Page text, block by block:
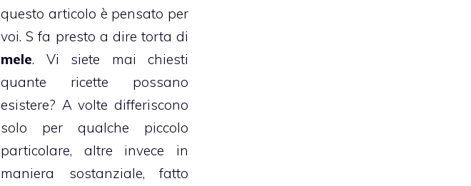
questo articolo è pensato per
voi. S fa presto a dire torta di
mele. Vi siete mai chiesti
quante ricette possano
esistere? A volte differiscono
solo per qualche piccolo
particolare, altre invece in
maniera sostanziale, fatto